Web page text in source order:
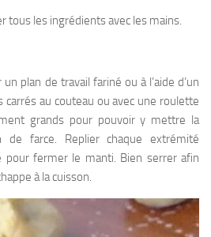
tous les ingrédients avec les mains.
plan de travail fariné ou à l’aide d’un
au couteau ou avec une roulette
grands pour pouvoir y mettre la
de farce. Replier chaque extrémité
pour fermer le manti. Bien serrer afin
à la cuisson.